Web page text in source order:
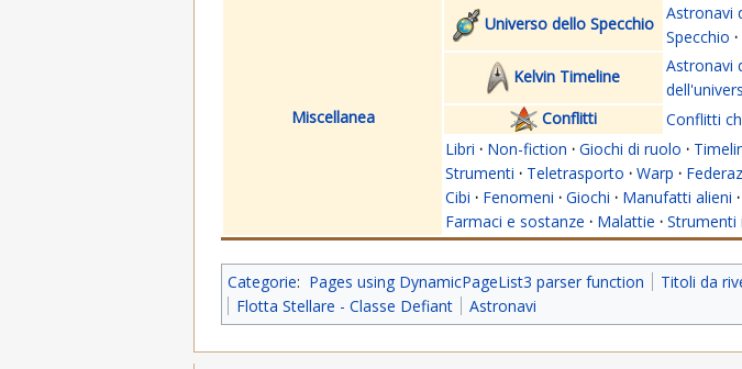
Miscellanea
Universo dello Specchio
Astronavi
Specchio ·
Kelvin Timeline
Astronavi
Conflitti
Conflitti
Libri · Non-fiction · Giochi di ruolo ·
Strumenti · Teletrasporto · Warp ·
Cibi · Fenomeni · Giochi · Manufatti alieni ·
Farmaci e sostanze · Malattie · Strumenti
Categorie: Pages using DynamicPageList3 parser function Titoli da
Flotta Stellare - Classe Defiant
Astronavi